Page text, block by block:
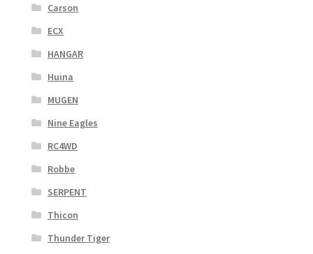
Carson
ECX
HANGAR
Huina
MUGEN
Nine Eagles
RC4WD
Robbe
SERPENT
Thicon
Thunder Tiger